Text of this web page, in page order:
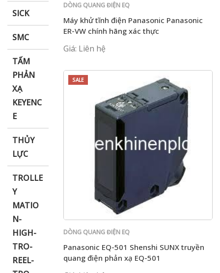
SICK
SMC
TẤM
PHẢN
XẠ
KEYENC
E
THỦY
LỰC
TROLLE
Y
MATIO
N-
HIGH-
TRO-
REEL-
DÒNG QUANG ĐIỆN EQ
Máy khử tĩnh điện Panasonic Panasonic
ER-VW chính hãng xác thực
Giá: Liên hệ
SALE
DÒNG QUANG ĐIỆN EQ
Panasonic EQ-501 Shenshi SUNX truyền
quang điện phản xạ EQ-501